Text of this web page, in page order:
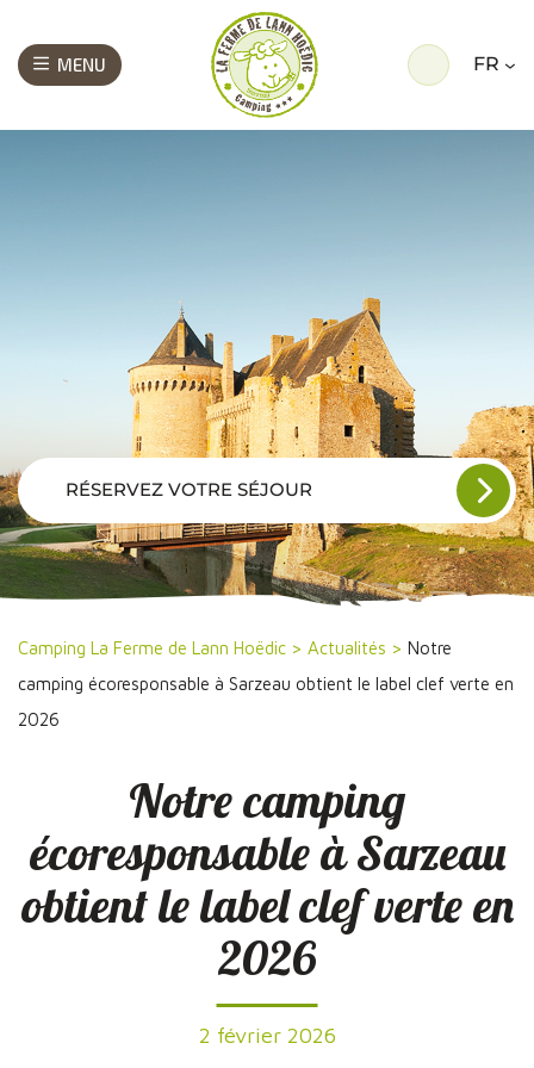
MENU FR
RÉSERVEZ VOTRE SÉJOUR
Camping La Ferme de Lann Hoëdic> Actualités > Notre
camping écoresponsable à Sarzeau obtient le label clef verte en
2026
Notre camping
écoresponsable à Sarzeau
obtient le label clef verte en
2026
2 février 2026